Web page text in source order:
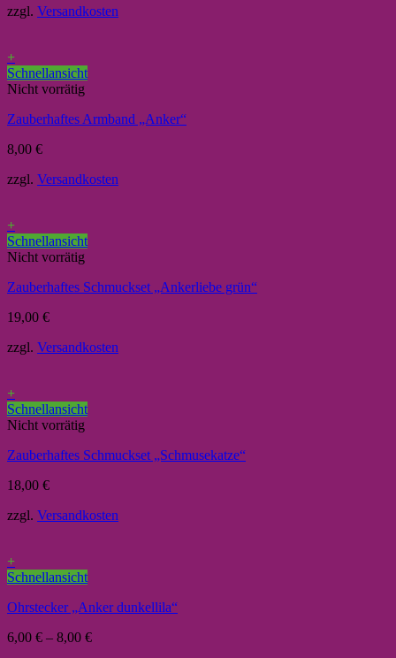
zzgl. Versandkosten
+
Schnellansicht
Nicht vorrätig
Zauberhaftes Armband „Anker“
8,00 €
zzgl. Versandkosten
+
Schnellansicht
Nicht vorrätig
Zauberhaftes Schmuckset „Ankerliebe grün“
19,00 €
zzgl. Versandkosten
+
Schnellansicht
Nicht vorrätig
Zauberhaftes Schmuckset „Schmusekatze“
18,00 €
zzgl. Versandkosten
+
Schnellansicht
Ohrstecker „Anker dunkellila“
6,00 € – 8,00 €